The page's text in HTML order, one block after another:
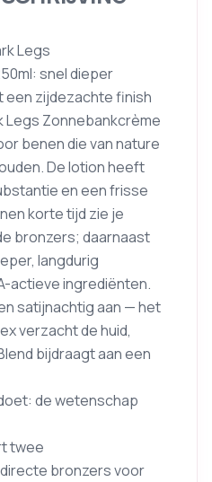
Legs
snel dieper
een zijdezachte finish
Legs Zonnebankcrème
benen die van nature
De lotion heeft
en een frisse
korte tijd zie je
bronzers; daarnaast
langdurig
actieve ingrediënten.
satijnachtig aan — het
verzacht de huid,
bijdraagt aan een
de wetenschap
twee
bronzers voor